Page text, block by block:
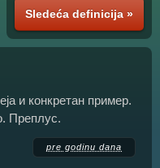
Sledeća definicija »
и конкретан пример.
Преплус.
pre godinu dana